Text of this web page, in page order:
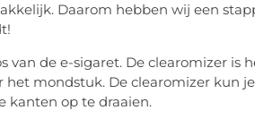
Daarom hebben wij een
van de e-sigaret. De clearomizer is
mondstuk. De clearomizer kun
kanten op te draaien.